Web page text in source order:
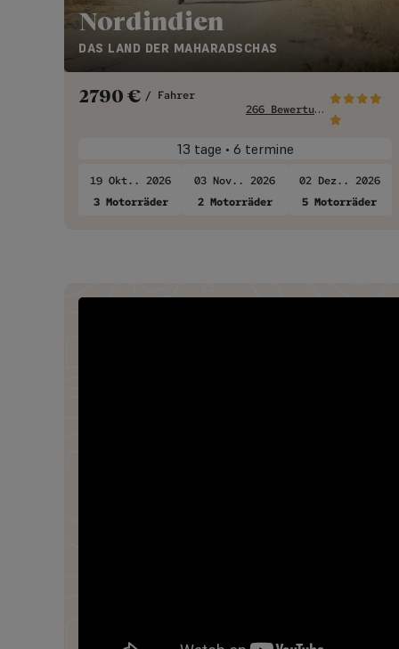
Nordindien
DAS LAND DER MAHARADSCHAS
2790 € / Fahrer
2
66 Bewertungen
13 tage • 6 termine
19 Okt.. 2026
3 Motorräder
03 Nov.. 2026
2 Motorräder
02 Dez.. 2026
5 Motorräder